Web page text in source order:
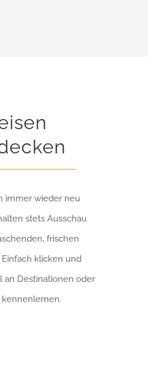
immer wieder neu
stets Ausschau
frischen
Einfach klicken und
an Destinationen oder
kennenlernen.